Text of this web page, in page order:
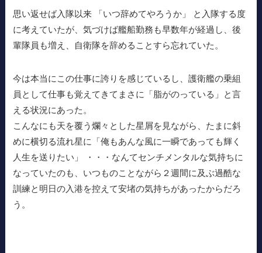
思い返せば入隊以来 「いつ辞めてやろうか」 と入隊する度
に考えていたが、気づけば艦船勤務も早数年が経過し、後
輩隊員も増え、自衛隊を辞めることすら忘れていた。
今は本当にこの仕事に誇りを感じているし、護衛艦の乗組
員として仕事も覚えてきてまさに「脂がのっている」と言
える状況にあった。
こんなにも天を覆う爛々とした星屑を見ながら、たまに斜
めに横切る流れ星に「俺もあんな風に一瞬であっても輝く
人生を送りたい」 ・・・なんてセンチメンタルな気持ちに
なっていたのも、いつものことながら２週間に及ぶ過酷な
訓練と明日の入港を控えて安堵の気持ちがあったからだろ
う。